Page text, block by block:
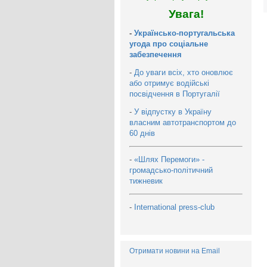
Увага!
- Українсько-португальська
угода про соціальне
забезпечення
- До уваги всіх, хто оновлює
або отримує водійські
посвідчення в Португалії
- У відпустку в Україну
власним автотранспортом до
60 днів
- «Шлях Перемоги» -
громадсько-політичний
тижневик
- International press-club
Отримати новини на Email